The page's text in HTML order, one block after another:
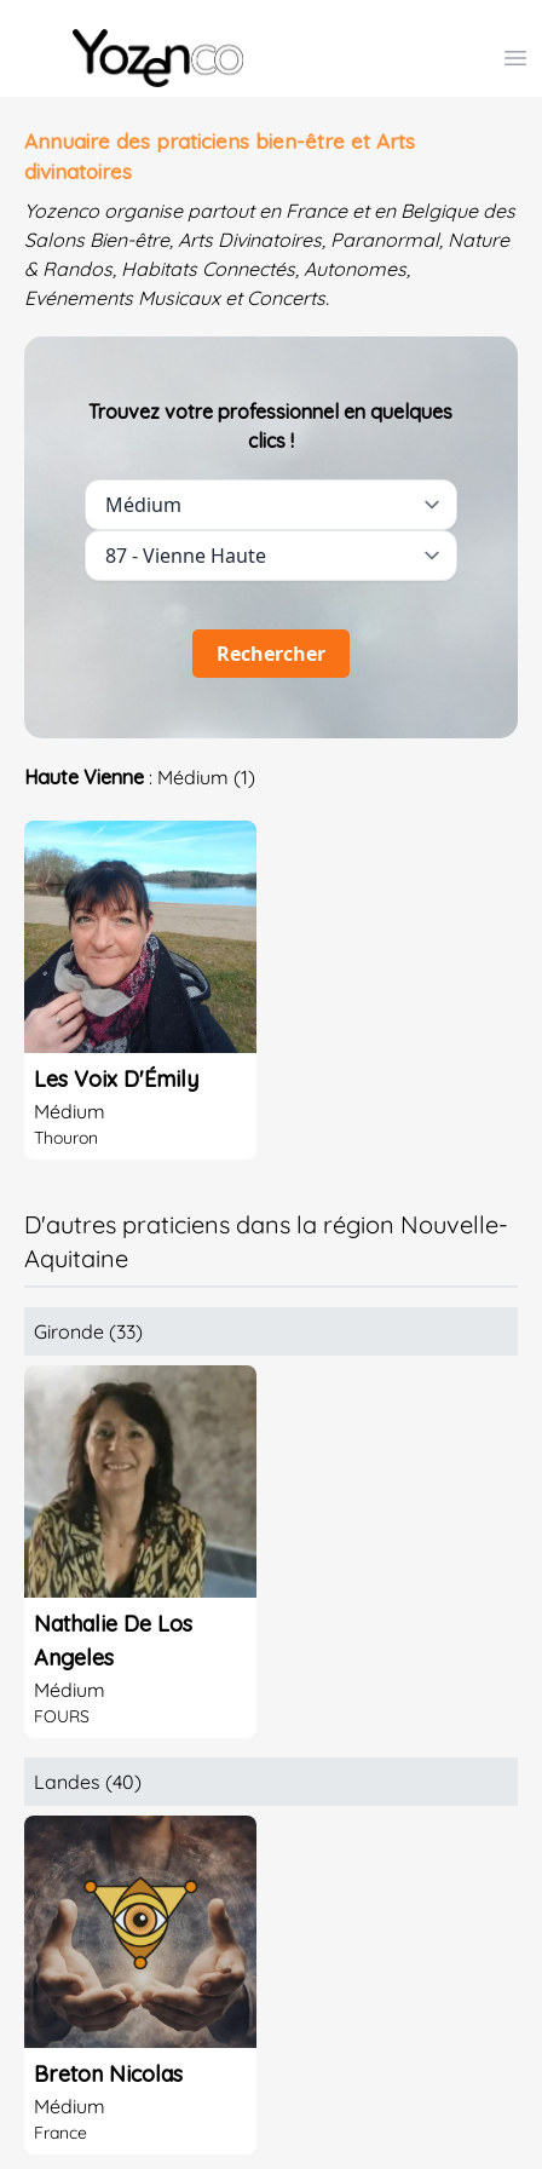
Yozenco - Organisateur de Salons, Evénements et
Annuaire des praticiens bien-être et Arts
divinatoires
Yozenco organise partout en France et en Belgique des
Salons Bien-être, Arts Divinatoires, Paranormal, Nature
& Randos, Habitats Connectés, Autonomes,
Evénements Musicaux et Concerts.
Trouvez votre professionnel en quelques
clics !
Rechercher
Haute Vienne : Médium (1)
Les Voix D'Émily
Médium
Thouron
D'autres praticiens dans la région Nouvelle-
Aquitaine
Gironde (33)
Nathalie De Los
Angeles
Médium
FOURS
Landes (40)
Breton Nicolas
Médium
France